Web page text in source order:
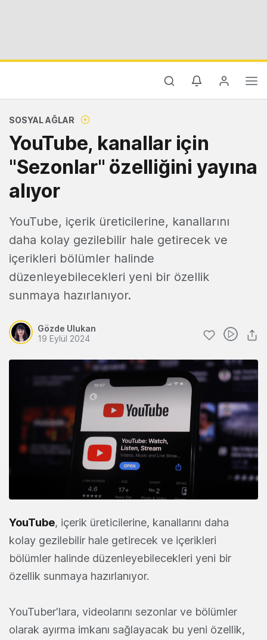
SOSYAL AĞLAR
YouTube, kanallar için
"Sezonlar" özelliğini yayına
alıyor
YouTube, içerik üreticilerine, kanallarını
daha kolay gezilebilir hale getirecek ve
içerikleri bölümler halinde
düzenleyebilecekleri yeni bir özellik
sunmaya hazırlanıyor.
Gözde Ulukan
19 Eylül 2024
YouTube, içerik üreticilerine, kanallarını daha
kolay gezilebilir hale getirecek ve içerikleri
bölümler halinde düzenleyebilecekleri yeni bir
özellik sunmaya hazırlanıyor.
YouTuber'lara, videolarını sezonlar ve bölümler
olarak ayırma imkanı sağlayacak bu yeni özellik,